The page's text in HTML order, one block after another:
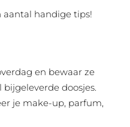
aantal handige tips!
en bewaar ze
doosjes.
je make-up, parfum,